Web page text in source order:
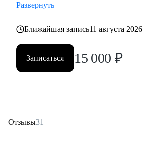
Развернуть
Ближайшая запись11 августа 2026
Записаться 15 000 ₽
Отзывы31